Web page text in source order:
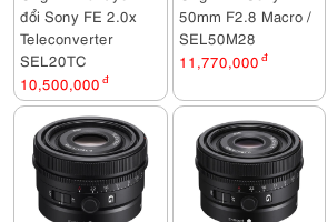
đổi Sony FE 2.0x
Teleconverter
SEL20TC
10,500,000 đ
50mm F2.8 Macro /
SEL50M28
11,770,000 đ